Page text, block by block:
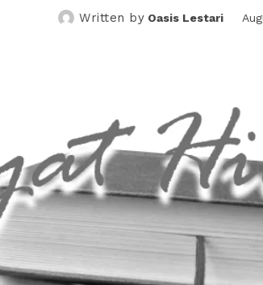
Written by Oasis Lestari